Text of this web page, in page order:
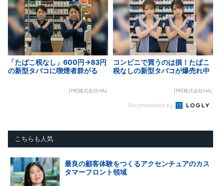
「たばこ税なし」600円→83円
の新型タバコに喫煙者群がる
[PR]株式会社HAL
コンビニで買うのは損！たばこ
税なしの新型タバコが爆売れ中
[PR]株式会社HAL
Recommended by
こちらも人気
最良の顧客体験をつくるアクセンチュアのカス
タマーフロント領域